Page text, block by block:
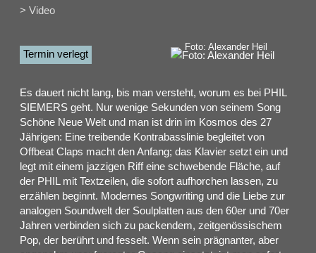
> Video
Termin verlegt
Foto: Alexander Heil
Es dauert nicht lang, bis man versteht, worum es bei PHIL
SIEMERS geht. Nur wenige Sekunden von seinem Song
Schöne Neue Welt und man ist drin im Kosmos des 27
Jährigen: Eine treibende Kontrabasslinie begleitet von
Offbeat Claps macht den Anfang; das Klavier setzt ein und
legt mit einem jazzigen Riff eine schwebende Fläche, auf
der PHIL mit Textzeilen, die sofort aufhorchen lassen, zu
erzählen beginnt. Modernes Songwriting und die Liebe zur
analogen Soundwelt der Soulplatten aus den 60er und 70er
Jahren verbinden sich zu packendem, zeitgenössischem
Pop, der berührt und fesselt. Wenn sein prägnanter, aber